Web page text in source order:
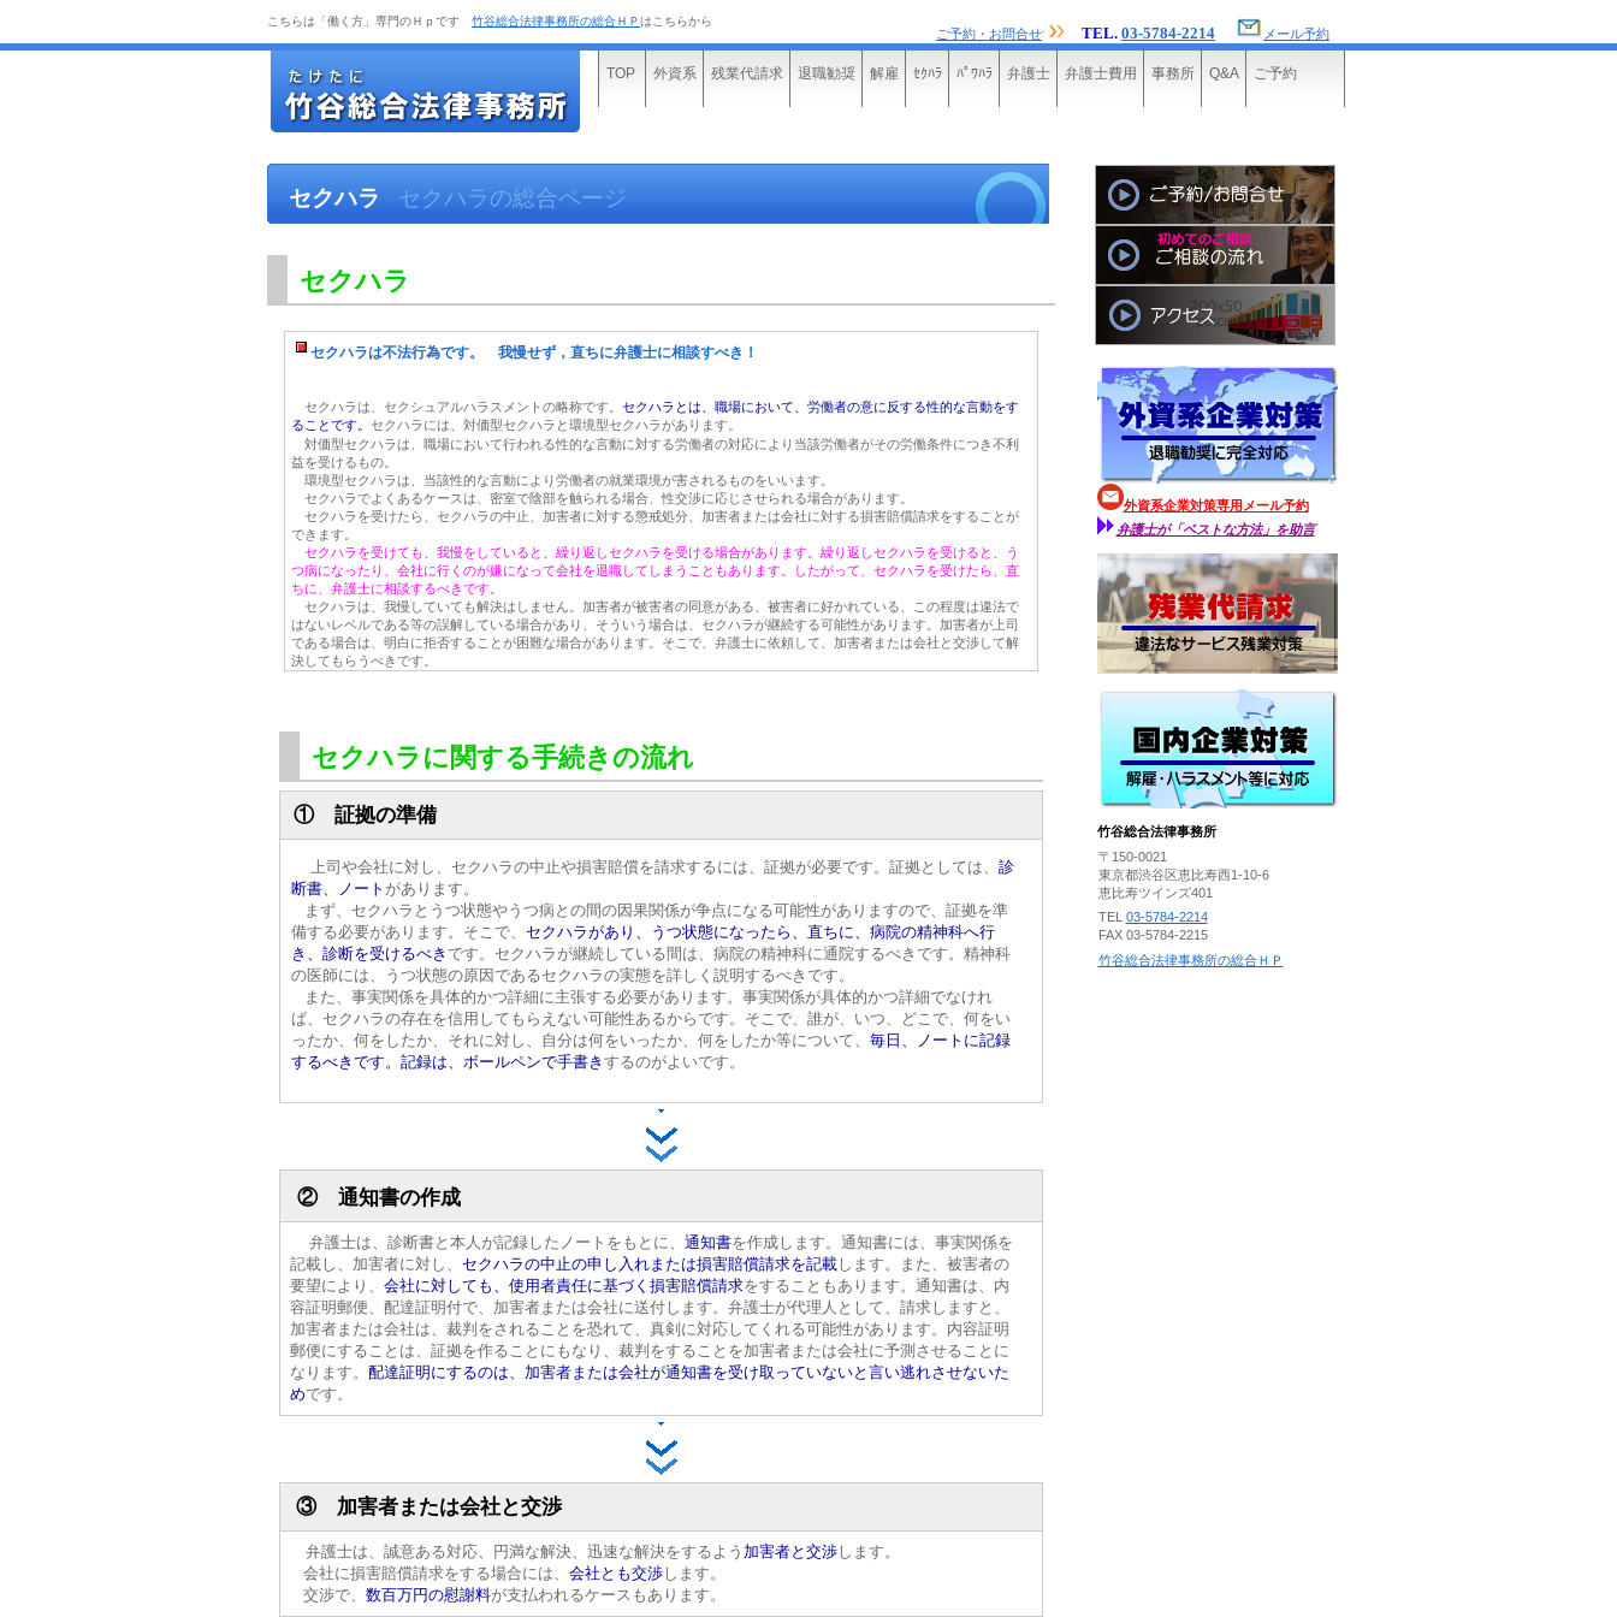
こちらは「働く方」専門のＨｐです 竹谷総合法律事務所の総合ＨＰはこちらから
ご予約・お問合せ TEL. 03-5784-2214 メール予約
セクハラ セクハラの総合ページ
セクハラ
セクハラは不法行為です。 我慢せず，直ちに弁護士に相談すべき！
セクハラは、セクシュアルハラスメントの略称です。 セクハラとは、職場において、労働者の意に反する性的な言動をす
ることです。 セクハラには、対価型セクハラと環境型セクハラがあります。
対価型セクハラは、職場において行われる性的な言動に対する労働者の対応により当該労働者がその労働条件につき不利
益を受けるもの。
環境型セクハラは、当該性的な言動により労働者の就業環境が害されるものをいいます。
セクハラでよくあるケースは、密室で陰部を触られる場合、性交渉に応じさせられる場合があります。
セクハラを受けたら、セクハラの中止、加害者に対する懲戒処分、加害者または会社に対する損害賠償請求をすることが
できます。
セクハラを受けても、我慢をしていると、繰り返しセクハラを受ける場合があります。繰り返しセクハラを受けると、う
つ病になったり、会社に行くのが嫌になって会社を退職してしまうこともあります。したがって、セクハラを受けたら、直
ちに、弁護士に相談するべきです。
セクハラは、我慢していても解決はしません。加害者が被害者の同意がある、被害者に好かれている、この程度は違法で
はないレベルである等の誤解している場合があり、そういう場合は、セクハラが継続する可能性があります。加害者が上司
である場合は、明白に拒否することが困難な場合があります。そこで、弁護士に依頼して、加害者または会社と交渉して解
決してもらうべきです。
セクハラに関する手続きの流れ
① 証拠の準備
上司や会社に対し、セクハラの中止や損害賠償を請求するには、証拠が必要です。証拠としては、診
断書、ノート があります。
まず、セクハラとうつ状態やうつ病との間の因果関係が争点になる可能性がありますので、証拠を準
備する必要があります。そこで、 セクハラがあり、うつ状態になったら、直ちに、病院の精神科へ行
き、診断を受けるべき です。セクハラが継続している間は、病院の精神科に通院するべきです。精神科
の医師には、うつ状態の原因であるセクハラの実態を詳しく説明するべきです。
また、事実関係を具体的かつ詳細に主張する必要があります。事実関係が具体的かつ詳細でなけれ
ば、セクハラの存在を信用してもらえない可能性あるからです。そこで、誰が、いつ、どこで、何をい
ったか、何をしたか、それに対し、自分は何をいったか、何をしたか等について、毎日、ノートに記録
するべきです。記録は、ボールペンで手書きするのがよいです。
② 通知書の作成
弁護士は、診断書と本人が記録したノートをもとに、 通知書を作成します。通知書には、事実関係を
記載し、加害者に対し、 セクハラの中止の申し入れまたは損害賠償請求を記載 します。また、被害者の
要望により、 会社に対しても、使用者責任に基づく損害賠償請求をすることもあります。通知書は、内
容証明郵便、配達証明付で、加害者または会社に送付します。弁護士が代理人として、請求しますと、
加害者または会社は、裁判をされることを恐れて、真剣に対応してくれる可能性があります。内容証明
郵便にすることは、証拠を作ることにもなり、裁判をすることを加害者または会社に予測させることに
なります。 配達証明にするのは、加害者または会社が通知書を受け取っていないと言い逃れさせないた
めです。
③ 加害者または会社と交渉
弁護士は、誠意ある対応、円満な解決、迅速な解決をするよう 加害者と交渉 します。
会社に損害賠償請求をする場合には、 会社とも交渉 します。
交渉で、 数百万円の慰謝料が支払われるケースもあります。
TOP 外資系 残業代請求 退職勧奨 解雇 ｾｸﾊﾗ ﾊﾟﾜﾊﾗ 弁護士 弁護士費用 事務所 Q&A ご予約
外資系企業対策専用メール予約
弁護士が「ベストな方法」を助言
竹谷総合法律事務所
〒150-0021
東京都渋谷区恵比寿西1-10-6
恵比寿ツインズ401
TEL 03-5784-2214
FAX 03-5784-2215
竹谷総合法律事務所の総合ＨＰ